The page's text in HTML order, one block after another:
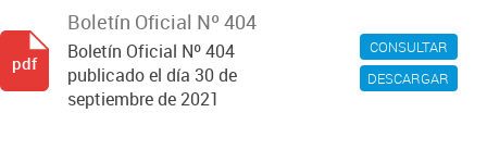
CONSULTAR
DESCARGAR
Boletín Oficial Nº 404
Boletín Oficial Nº 404
publicado el día 30 de
septiembre de 2021
pdf